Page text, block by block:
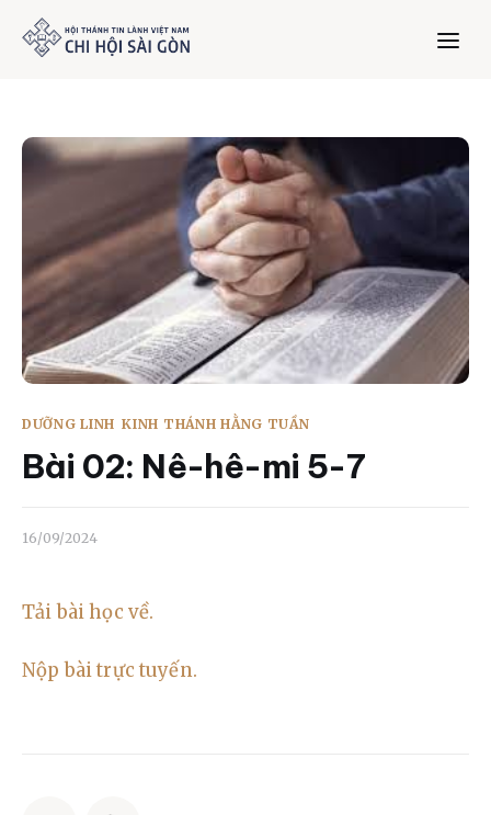
Trang chủ
Giới thiệu
Dưỡng Linh
Thư viện
Bản tin
Mục vụ
Dâng hiến
DƯỠNG LINH KINH THÁNH HẰNG TUẦN
Bài 02: Nê-hê-mi 5-7
16/09/2024
Tải bài học về.
Nộp bài trực tuyến.